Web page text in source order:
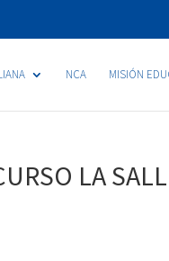
NCA MISIÓN
LA